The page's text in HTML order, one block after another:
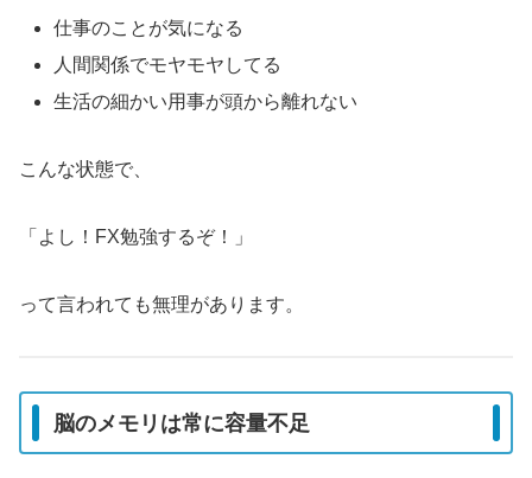
仕事のことが気になる
人間関係でモヤモヤしてる
生活の細かい用事が頭から離れない
こんな状態で、
「よし！FX勉強するぞ！」
って言われても無理があります。
脳のメモリは常に容量不足